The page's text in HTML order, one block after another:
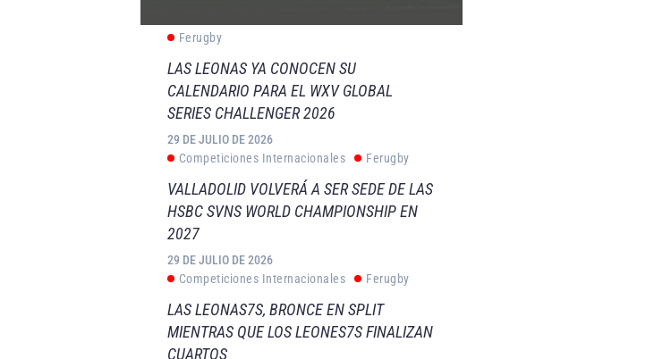
Ferugby
LAS LEONAS YA CONOCEN SU
CALENDARIO PARA EL WXV GLOBAL
SERIES CHALLENGER 2026
29 DE JULIO DE 2026
Competiciones Internacionales
Ferugby
VALLADOLID VOLVERÁ A SER SEDE DE LAS
HSBC SVNS WORLD CHAMPIONSHIP EN
2027
29 DE JULIO DE 2026
Competiciones Internacionales
Ferugby
LAS LEONAS7S, BRONCE EN SPLIT
MIENTRAS QUE LOS LEONES7S FINALIZAN
CUARTOS